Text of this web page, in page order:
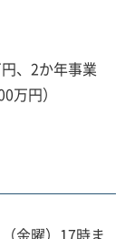
、2か年事業
万円）
金曜）17時ま